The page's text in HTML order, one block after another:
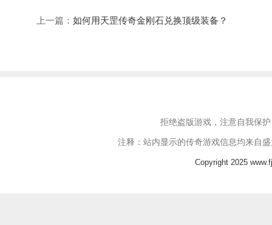
上一篇： 如何用天罡传奇金刚石兑换顶级装备？
拒绝盗版游戏，注意自我保
注释：站内显示的传奇游戏信息均来自
Copyright 2025